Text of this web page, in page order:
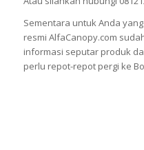
Sementara untuk Anda
resmi AlfaCanopy.com
informasi seputar produk
perlu repot-repot pergi ke